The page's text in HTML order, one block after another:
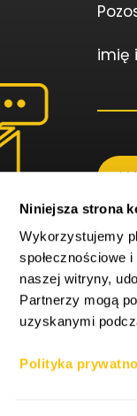
Niniejsza strona
Wykorzystujemy
społecznościowe
naszej witryny,
Partnerzy mogą
uzyskanymi
Polityka
imię
ale
chwili